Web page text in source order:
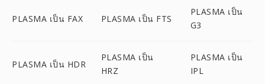
PLASMA เป็น FAX PLASMA เป็น FTS
PLASMA เป็น
G3
PLASMA เป็น HDR
PLASMA เป็น
HRZ
PLASMA เป็น
IPL